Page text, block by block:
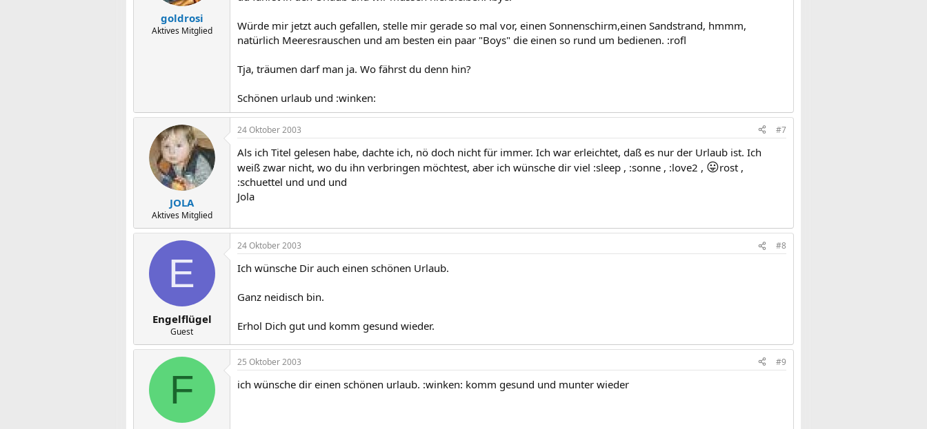
goldrosi
Aktives Mitglied
Würde mir jetzt auch gefallen, stelle mir gerade so mal vor, einen Sonnenschirm,einen Sandstrand, hmmm,
natürlich Meeresrauschen und am besten ein paar "Boys" die einen so rund um bedienen. :rofl
Tja, träumen darf man ja. Wo fährst du denn hin?
Schönen urlaub und :winken:
JOLA
Aktives Mitglied
24 Oktober 2003 #7
Als ich Titel gelesen habe, dachte ich, nö doch nicht für immer. Ich war erleichtet, daß es nur der Urlaub ist. Ich
weiß zwar nicht, wo du ihn verbringen möchtest, aber ich wünsche dir viel :sleep , :sonne , :love2 , 😛rost ,
:schuettel und und und
Jola
E
Engelflügel
Guest
24 Oktober 2003 #8
Ich wünsche Dir auch einen schönen Urlaub.
Ganz neidisch bin.
Erhol Dich gut und komm gesund wieder.
F
25 Oktober 2003 #9
ich wünsche dir einen schönen urlaub. :winken: komm gesund und munter wieder